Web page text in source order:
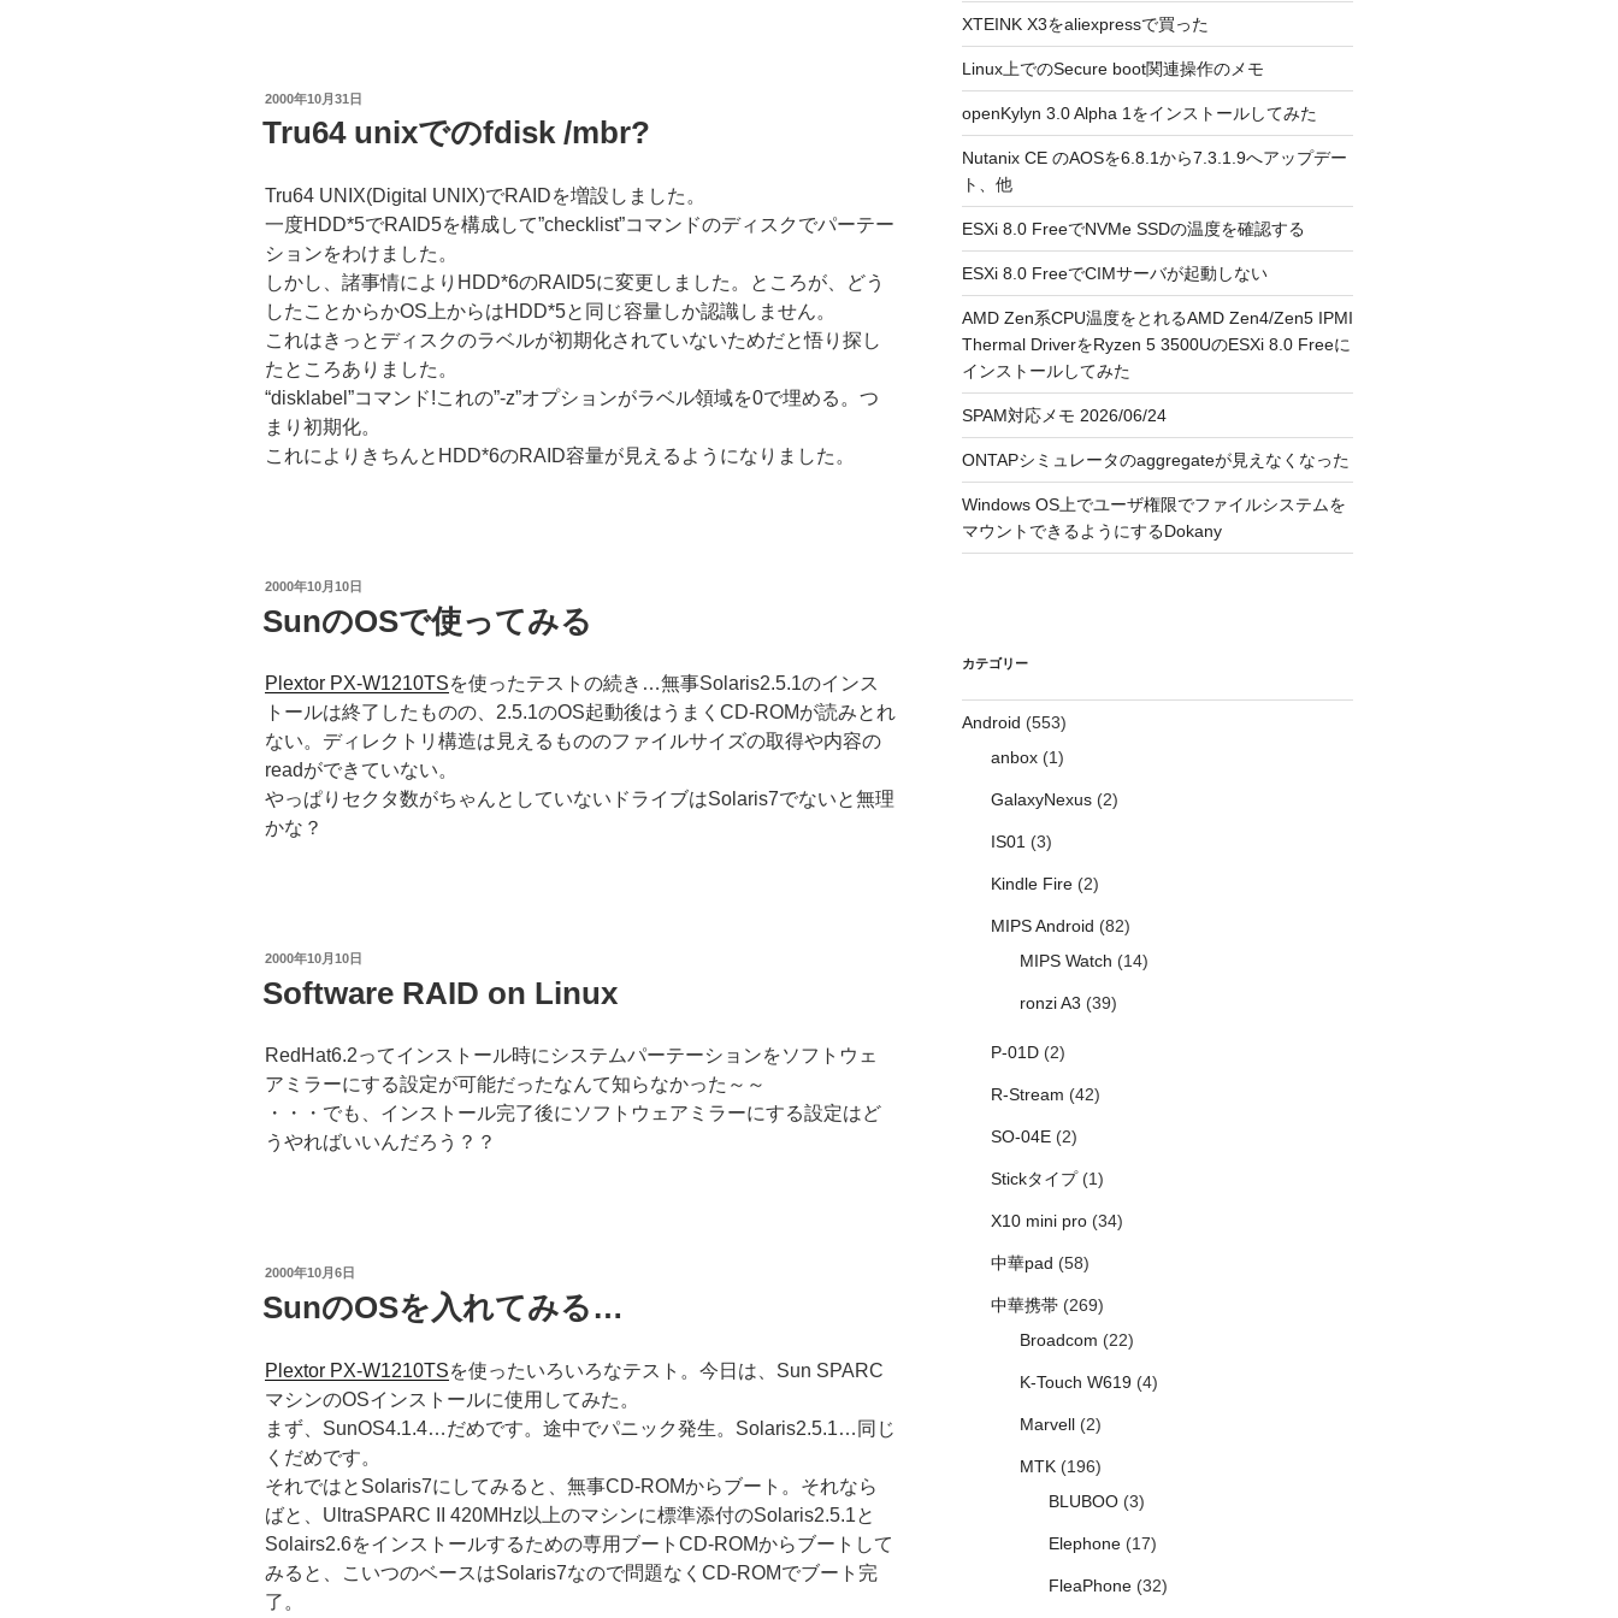
投
2000年10月31日
Tru64 unixでのfdisk /mbr?
Tru64 UNIX(Digital UNIX)でRAIDを増設しました。
一度HDD*5でRAID5を構成して”checklist”コマンドのディスクでパーテー
ションをわけました。
しかし、諸事情によりHDD*6のRAID5に変更しました。ところが、どう
したことからかOS上からはHDD*5と同じ容量しか認識しません。
これはきっとディスクのラベルが初期化されていないためだと悟り探し
たところありました。
“disklabel”コマンド!これの”-z”オプションがラベル領域を0で埋める。つ
まり初期化。
これによりきちんとHDD*6のRAID容量が見えるようになりました。
投
日:
2000年10月10日
SunのOSで使ってみる
Plextor PX-W1210TSを使ったテストの続き…無事Solaris2.5.1のインス
トールは終了したものの、2.5.1のOS起動後はうまくCD-ROMが読みとれ
ない。ディレクトリ構造は見えるもののファイルサイズの取得や内容の
readができていない。
やっぱりセクタ数がちゃんとしていないドライブはSolaris7でないと無理
かな？
投
日:
2000年10月10日
Software RAID on Linux
RedHat6.2ってインストール時にシステムパーテーションをソフトウェ
アミラーにする設定が可能だったなんて知らなかった～～
・・・でも、インストール完了後にソフトウェアミラーにする設定はど
うやればいいんだろう？？
投
日:
2000年10月6日
SunのOSを入れてみる…
Plextor PX-W1210TSを使ったいろいろなテスト。今日は、Sun SPARC
マシンのOSインストールに使用してみた。
まず、SunOS4.1.4…だめです。途中でパニック発生。Solaris2.5.1…同じ
くだめです。
それではとSolaris7にしてみると、無事CD-ROMからブート。それなら
ばと、UltraSPARC II 420MHz以上のマシンに標準添付のSolaris2.5.1と
Solairs2.6をインストールするための専用ブートCD-ROMからブートして
みると、こいつのベースはSolaris7なので問題なくCD-ROMでブート完
了。
XTEINK X3をaliexpressで買った
Linux上でのSecure boot関連操作のメモ
openKylyn 3.0 Alpha 1をインストールしてみた
Nutanix CE のAOSを6.8.1から7.3.1.9へアップデー
ト、他
ESXi 8.0 FreeでNVMe SSDの温度を確認する
ESXi 8.0 FreeでCIMサーバが起動しない
AMD Zen系CPU温度をとれるAMD Zen4/Zen5 IPMI
Thermal DriverをRyzen 5 3500UのESXi 8.0 Freeに
インストールしてみた
SPAM対応メモ 2026/06/24
ONTAPシミュレータのaggregateが見えなくなった
Windows OS上でユーザ権限でファイルシステムを
マウントできるようにするDokany
カテゴリー
Android (553)
anbox(1)
GalaxyNexus(2)
IS01 (3)
Kindle Fire(2)
MIPS Android (82)
MIPS Watch (14)
ronzi A3 (39)
P-01D(2)
R-Stream (42)
SO-04E(2)
Stickタイプ(1)
X10 mini pro(34)
中華pad (58)
中華携帯(269)
Broadcom (22)
K-Touch W619(4)
Marvell(2)
MTK(196)
BLUBOO(3)
Elephone(17)
FleaPhone(32)